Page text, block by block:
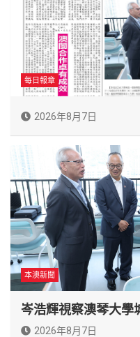
每日報章
2026年8月7日
本澳新聞
岑浩輝視察澳琴大學
2026年8月7日